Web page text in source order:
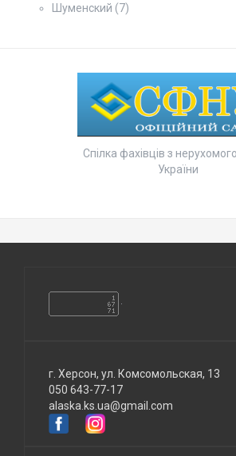
Шуменский (7)
Спілка фахівців з
України
г. Херсон, ул. Комсомольская, 13
050 643-77-17
alaska.ks.ua@gmail.com